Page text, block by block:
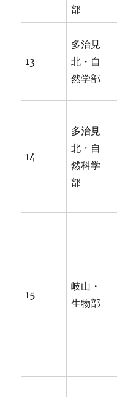
部
13
多治見
北・自
然学部
14
多治見
北・自
然科学
部
15
岐山・
生物部